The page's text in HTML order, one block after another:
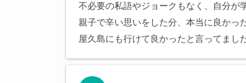
不必要の私語やジョークもなく、自分が
親子で辛い思いをした分、本当に良かった
屋久島にも行けて良かったと言ってました